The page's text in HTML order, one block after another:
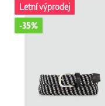
Letní výprodej
-35%